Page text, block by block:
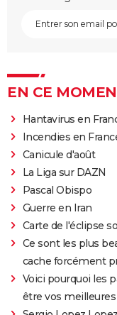
EN CE
Hantavirus en
Incendies en
Canicule d'août
La Liga sur DAZN
Pascal Obispo
Guerre en Iran
Carte de l'éclipse
Ce sont les plus
cache forcément
Voici pourquoi les
être vos meilleures